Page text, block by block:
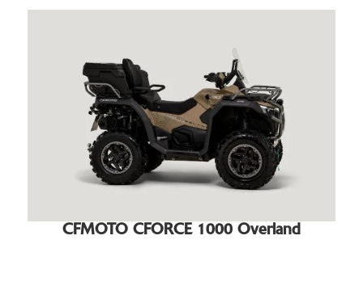
CFMOTO CFORCE 1000 Overland